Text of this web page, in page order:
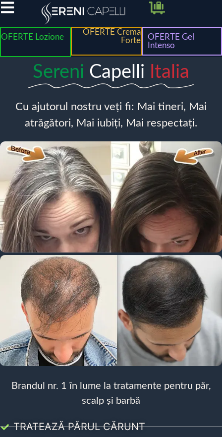
OFERTE Lozione
OFERTE Crema
Forte
OFERTE Gel
Intenso
Sereni Capelli Italia
Cu ajutorul nostru veți fi: Mai tineri, Mai
atrăgători, Mai iubiți, Mai respectați.
Brandul nr. 1 în lume la tratamente pentru păr,
scalp și barbă
TRATEAZĂ PĂRUL CĂRUNT